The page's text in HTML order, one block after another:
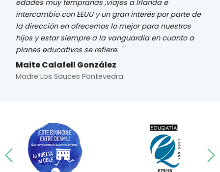
edades muy tempranas ,viajes a Irlanda e
intercambio con EEUU y un gran interés por parte de
la dirección en ofrecernos lo mejor para nuestros
hijos y estar siempre a la vanguardia en cuanto a
planes educativos se refiere.
Maite Calafell González
Madre Los Sauces Pontevedra